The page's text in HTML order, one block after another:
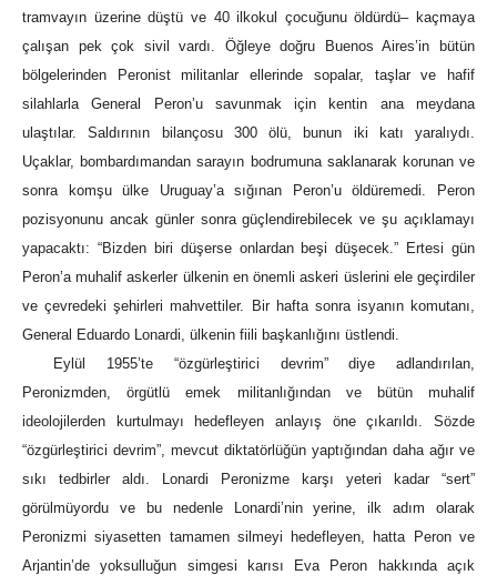
tramvayın üzerine düştü ve 40 ilkokul çocuğunu öldürdü– kaçmaya
çalışan pek çok sivil vardı. Öğleye doğru Buenos Aires’in bütün
bölgelerinden Peronist militanlar ellerinde sopalar, taşlar ve hafif
silahlarla General Peron’u savunmak için kentin ana meydana
ulaştılar. Saldırının bilançosu 300 ölü, bunun iki katı yaralıydı.
Uçaklar, bombardımandan sarayın bodrumuna saklanarak korunan ve
sonra komşu ülke Uruguay’a sığınan Peron’u öldüremedi. Peron
pozisyonunu ancak günler sonra güçlendirebilecek ve şu açıklamayı
yapacaktı: “Bizden biri düşerse onlardan beşi düşecek.” Ertesi gün
Peron’a muhalif askerler ülkenin en önemli askeri üslerini ele geçirdiler
ve çevredeki şehirleri mahvettiler. Bir hafta sonra isyanın komutanı,
General Eduardo Lonardi, ülkenin fiili başkanlığını üstlendi.
Eylül 1955’te “özgürleştirici devrim” diye adlandırılan,
Peronizmden, örgütlü emek militanlığından ve bütün muhalif
ideolojilerden kurtulmayı hedefleyen anlayış öne çıkarıldı. Sözde
“özgürleştirici devrim”, mevcut diktatörlüğün yaptığından daha ağır ve
sıkı tedbirler aldı. Lonardi Peronizme karşı yeteri kadar “sert”
görülmüyordu ve bu nedenle Lonardi’nin yerine, ilk adım olarak
Peronizmi siyasetten tamamen silmeyi hedefleyen, hatta Peron ve
Arjantin’de yoksulluğun simgesi karısı Eva Peron hakkında açık